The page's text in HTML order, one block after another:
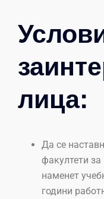
лица:
Да се
факултети за
наменет
години